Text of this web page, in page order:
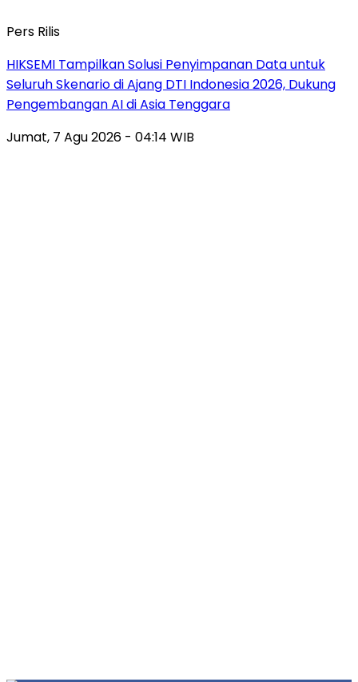
Pers Rilis
HIKSEMI Tampilkan Solusi Penyimpanan Data untuk
Seluruh Skenario di Ajang DTI Indonesia 2026, Dukung
Pengembangan AI di Asia Tenggara
Jumat, 7 Agu 2026 - 04:14 WIB